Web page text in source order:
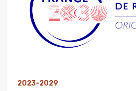
2023-2029